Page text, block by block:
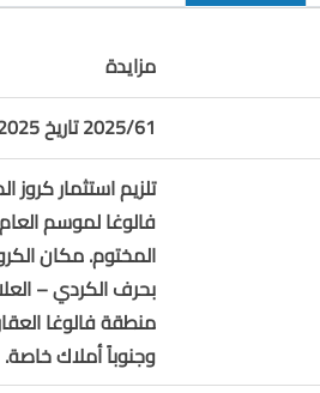
مزايدة
2025/61 تاريخ 17/12/2025
تلزيم استثمار
المختوم. مكان
بحرف الكردي –
منطقة فالوغا
وجنوباً أملاك خاصة.